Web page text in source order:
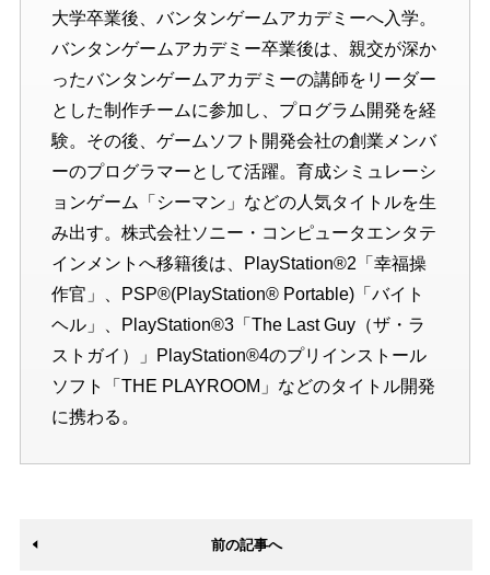
大学卒業後、バンタンゲームアカデミーへ入学。
バンタンゲームアカデミー卒業後は、親交が深か
ったバンタンゲームアカデミーの講師をリーダー
とした制作チームに参加し、プログラム開発を経
験。その後、ゲームソフト開発会社の創業メンバ
ーのプログラマーとして活躍。育成シミュレーシ
ョンゲーム「シーマン」などの人気タイトルを生
み出す。株式会社ソニー・コンピュータエンタテ
インメントへ移籍後は、PlayStation®2「幸福操
作官」、PSP®(PlayStation® Portable)「バイト
ヘル」、PlayStation®3「The Last Guy（ザ・ラ
ストガイ）」PlayStation®4のプリインストール
ソフト「THE PLAYROOM」などのタイトル開発
に携わる。
前の記事へ